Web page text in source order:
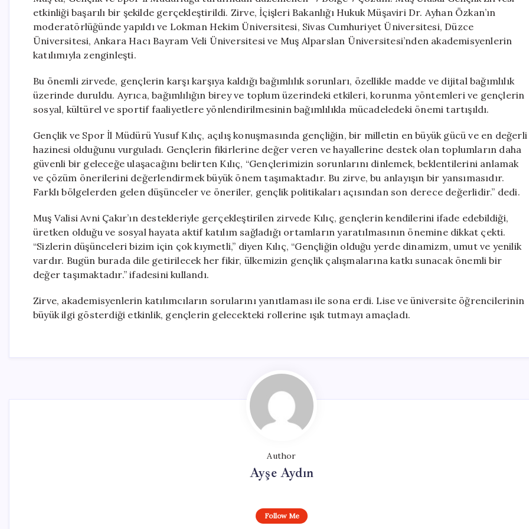
Ulusal
Zirvesi”
etkinliği başarılı bir şekilde gerçekleştirildi. Zirve, İçişleri Bakanlığı Hukuk Müşaviri Dr. Ayhan Özkan’ın
moderatörlüğünde yapıldı ve Lokman Hekim Üniversitesi, Sivas Cumhuriyet Üniversitesi, Düzce
Üniversitesi, Ankara Hacı Bayram Veli Üniversitesi ve Muş Alparslan Üniversitesi’nden akademisyenlerin
katılımıyla zenginleşti.
Bu önemli zirvede, gençlerin karşı karşıya kaldığı bağımlılık sorunları, özellikle madde ve dijital bağımlılık
üzerinde duruldu. Ayrıca, bağımlılığın birey ve toplum üzerindeki etkileri, korunma yöntemleri ve gençlerin
sosyal, kültürel ve sportif faaliyetlere yönlendirilmesinin bağımlılıkla mücadeledeki önemi tartışıldı.
Gençlik ve Spor İl Müdürü Yusuf Kılıç, açılış konuşmasında gençliğin, bir milletin en büyük gücü ve en değerli
hazinesi olduğunu vurguladı. Gençlerin fikirlerine değer veren ve hayallerine destek olan toplumların daha
güvenli bir geleceğe ulaşacağını belirten Kılıç, “Gençlerimizin sorunlarını dinlemek, beklentilerini anlamak
ve çözüm önerilerini değerlendirmek büyük önem taşımaktadır. Bu zirve, bu anlayışın bir yansımasıdır.
Farklı bölgelerden gelen düşünceler ve öneriler, gençlik politikaları açısından son derece değerlidir.” dedi.
Muş Valisi Avni Çakır’ın destekleriyle gerçekleştirilen zirvede Kılıç, gençlerin kendilerini ifade edebildiği,
üretken olduğu ve sosyal hayata aktif katılım sağladığı ortamların yaratılmasının önemine dikkat çekti.
“Sizlerin düşünceleri bizim için çok kıymetli,” diyen Kılıç, “Gençliğin olduğu yerde dinamizm, umut ve yenilik
vardır. Bugün burada dile getirilecek her fikir, ülkemizin gençlik çalışmalarına katkı sunacak önemli bir
değer taşımaktadır.” ifadesini kullandı.
Zirve, akademisyenlerin katılımcıların sorularını yanıtlaması ile sona erdi. Lise ve üniversite öğrencilerinin
büyük ilgi gösterdiği etkinlik, gençlerin gelecekteki rollerine ışık tutmayı amaçladı.
Author
Ayşe Aydın
Follow Me